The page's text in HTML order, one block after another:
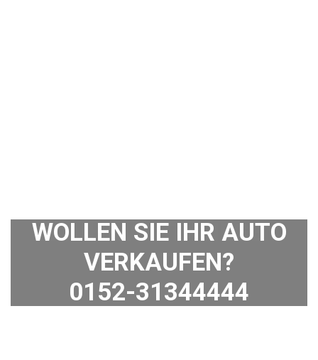
WOLLEN SIE IHR AUTO
VERKAUFEN?
0152-31344444